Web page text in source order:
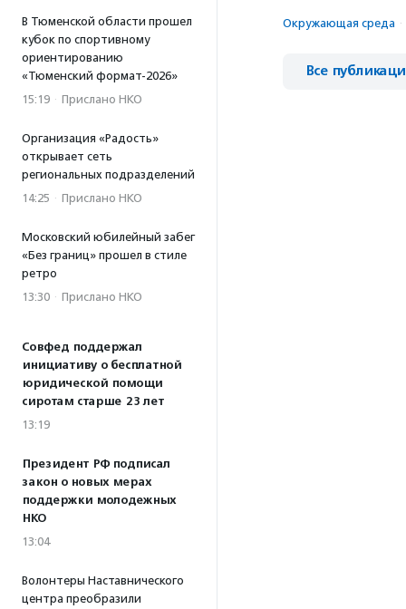
В Тюменской области прошел
кубок по спортивному
ориентированию
«Тюменский формат-2026»
15:19 · Прислано НКО
Организация «Радость»
открывает сеть
региональных подразделений
14:25 · Прислано НКО
Московский юбилейный забег
«Без границ» прошел в стиле
ретро
13:30 · Прислано НКО
Совфед поддержал
инициативу о бесплатной
юридической помощи
сиротам старше 23 лет
13:19
Президент РФ подписал
закон о новых мерах
поддержки молодежных
НКО
13:04
Волонтеры Наставнического
центра преобразили
Окружающая среда ·
Все